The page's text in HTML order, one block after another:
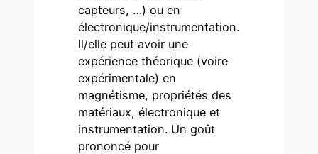
capteurs, …) ou en
électronique/instrumentation.
Il/elle peut avoir une
expérience théorique (voire
expérimentale) en
magnétisme, propriétés des
matériaux, électronique et
instrumentation. Un goût
prononcé pour